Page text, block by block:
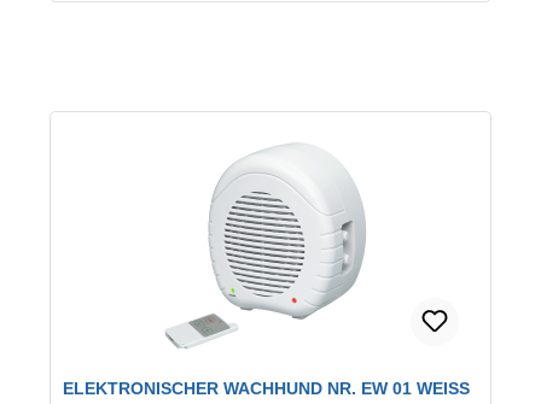
ELEKTRONISCHER WACHHUND NR. EW 01 WEISS